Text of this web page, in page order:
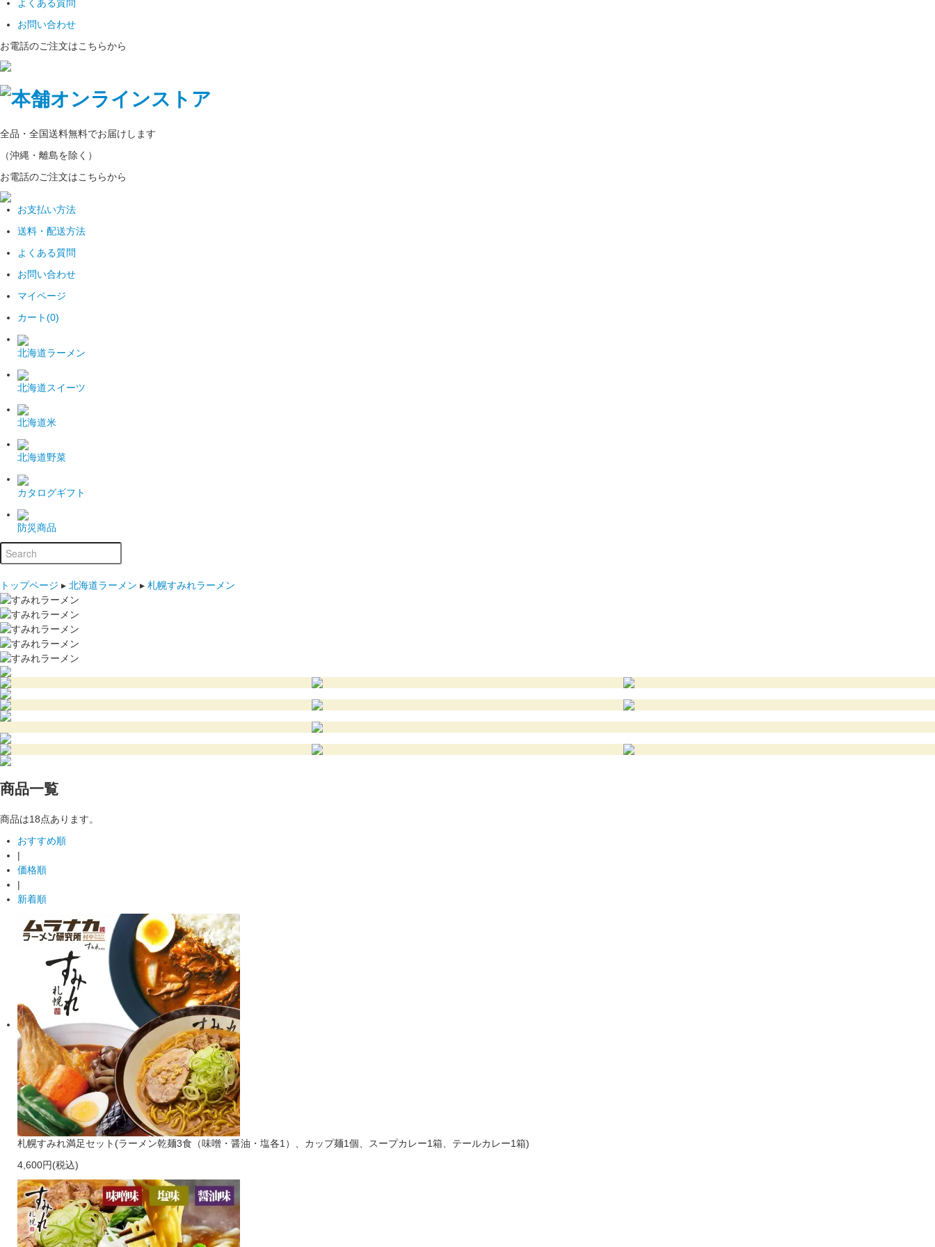
よくある質問
お問い合わせ
お電話のご注文はこちらから
全品・全国送料無料でお届けします
（沖縄・離島を除く）
お電話のご注文はこちらから
お支払い方法
送料・配送方法
よくある質問
お問い合わせ
マイページ
カート(0)
北海道ラーメン
北海道スイーツ
北海道米
北海道野菜
カタログギフト
防災商品
トップページ ▸ 北海道ラーメン ▸ 札幌すみれラーメン
商品一覧
商品は18点あります。
おすすめ順
|
価格順
|
新着順
札幌すみれ満足セット(ラーメン乾麺3食（味噌・醤油・塩各1）、カップ麺1個、スープカレー1箱、テールカレー1箱)
4,600円(税込)